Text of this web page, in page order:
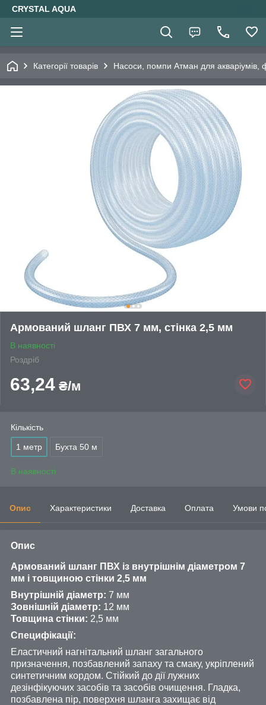
CRYSTAL AQUA
Категорії товарів Насоси, помпи Атман для акваріумів,
Армований шланг ПВХ 7 мм, стінка 2,5 мм
В наявності
Роздріб
63,24 ₴/м
Кількість
1 метр Бухта 50 м
В наявності
Опис Характеристики Доставка Оплата Умови
Опис
Армований шланг ПВХ із внутрішнім діаметром 7
мм і товщиною стінки 2,5 мм
Внутрішній діаметр: 7 мм
Зовнішній діаметр: 12 мм
Товщина стінки: 2,5 мм
Специфікації:
Еластичний нагнітальний шланг загального
призначення, позбавлений запаху та смаку, укріплений
синтетичним кордом. Стійкий до дії лужних
дезінфікуючих засобів та засобів очищення. Гладка,
позбавлена ​​пір, поверхня шланга захищає від